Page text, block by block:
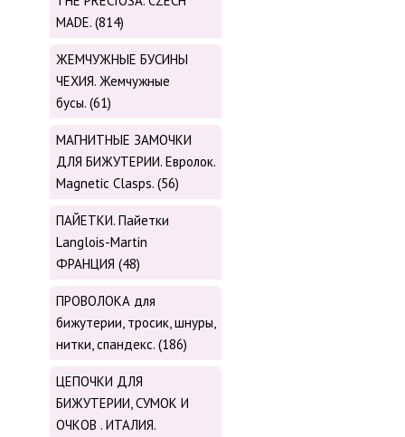
MADE. (814)
ЖЕМЧУЖНЫЕ БУСИНЫ
ЧЕХИЯ. Жемчужные
бусы. (61)
МАГНИТНЫЕ ЗАМОЧКИ
ДЛЯ БИЖУТЕРИИ. Евролок.
Magnetic Сlasps. (56)
ПАЙЕТКИ. Пайетки
Langlois-Martin
ФРАНЦИЯ (48)
ПРОВОЛОКА для
бижутерии, тросик, шнуры,
нитки, cпандекс. (186)
ЦЕПОЧКИ ДЛЯ
БИЖУТЕРИИ, СУМОК И
ОЧКОВ . ИТАЛИЯ.